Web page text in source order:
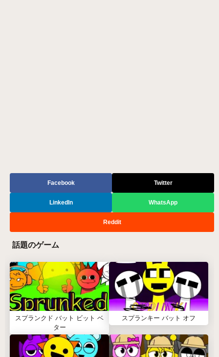
Facebook Twitter
LinkedIn WhatsApp
Reddit
話題のゲーム
スプランクド バット ビット ベ
ター
スプランキー バット オフ